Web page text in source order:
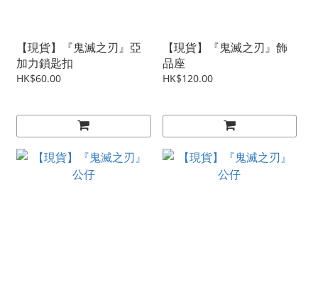
【現貨】『鬼滅之刃』亞
加力鎖匙扣
HK$60.00
【現貨】『鬼滅之刃』飾
品座
HK$120.00